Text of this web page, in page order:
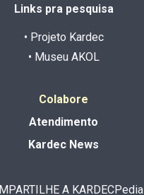
Links pra pesquisa
• Projeto Kardec
• Museu AKOL
Colabore
Atendimento
Kardec News
A KARDECPedia